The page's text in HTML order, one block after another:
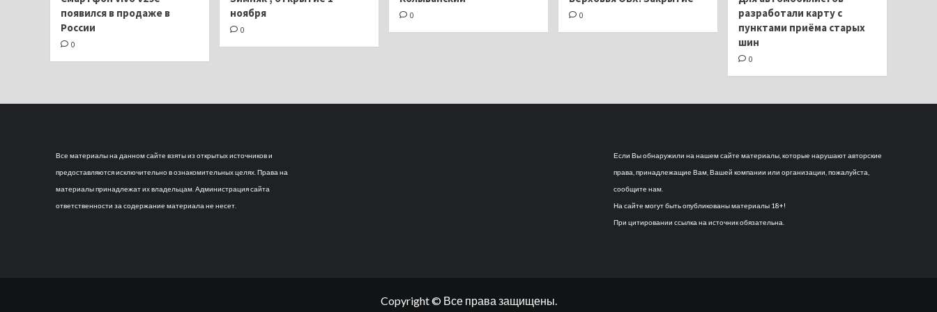
появился в продаже в
России
0
ноября
0
0 0
разработали карту с
пунктами приёма старых
шин
0
Все материалы на данном сайте взяты из открытых источников и
предоставляются исключительно в ознакомительных целях. Права на
материалы принадлежат их владельцам. Администрация сайта
ответственности за содержание материала не несет.
Если Вы обнаружили на нашем сайте материалы, которые нарушают авторские
права, принадлежащие Вам, Вашей компании или организации, пожалуйста,
сообщите нам.
На сайте могут быть опубликованы материалы 18+!
При цитировании ссылка на источник обязательна.
Copyright © Все права защищены.